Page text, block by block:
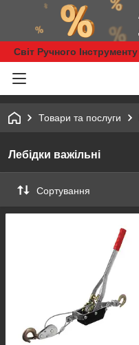
Світ Ручного Інструменту
Товари та послуги
Лебідки важільні
Сортування